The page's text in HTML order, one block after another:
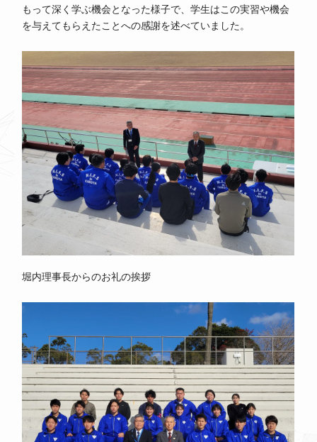
もって深く学ぶ機会となった様子で、学生はこの実習や機会
を与えてもらえたことへの感謝を述べていました。
堀内理事長からのお礼の挨拶